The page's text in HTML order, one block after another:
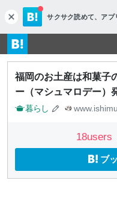
c
l
o
s
e
サクサク読めて、 アプ
福岡のお土産は和菓子
ー（マシュマロデー）
暮らし
18users
ブ